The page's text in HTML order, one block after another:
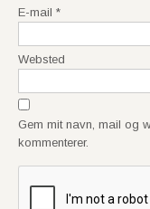
E-mail *
Websted
Gem mit navn, mail og
kommenterer.